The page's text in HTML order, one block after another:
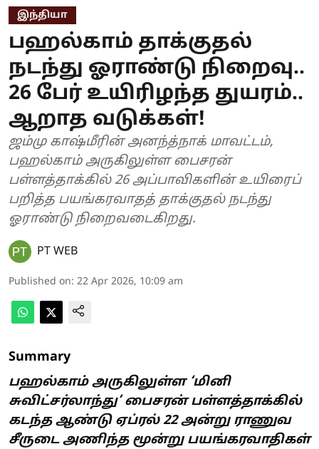
இந்தியா
பஹல்காம் தாக்குதல்
நடந்து ஓராண்டு நிறைவு..
26 பேர் உயிரிழந்த துயரம்..
ஆறாத வடுக்கள்!
ஜம்மு காஷ்மீரின் அனந்த்நாக் மாவட்டம்,
பஹல்காம் அருகிலுள்ள பைசரன்
பள்ளத்தாக்கில் 26 அப்பாவிகளின் உயிரைப்
பறித்த பயங்கரவாதத் தாக்குதல் நடந்து
ஓராண்டு நிறைவடைகிறது.
PT WEB
Published on: 22 Apr 2026, 10:09 am
Summary
பஹல்காம் அருகிலுள்ள ‘மினி
சுவிட்சர்லாந்து’ பைசரன் பள்ளத்தாக்கில்
கடந்த ஆண்டு ஏப்ரல் 22 அன்று ராணுவ
சீருடை அணிந்த மூன்று பயங்கரவாதிகள்